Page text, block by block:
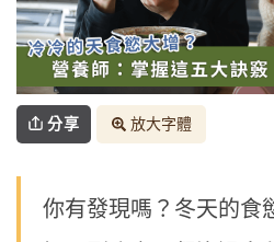
分享 放大字體
你有發現嗎？冬天的食